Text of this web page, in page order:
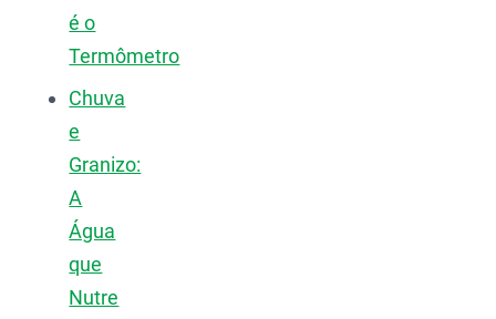
é o
Termômetro
Chuva
e
Granizo:
A
Água
que
Nutre